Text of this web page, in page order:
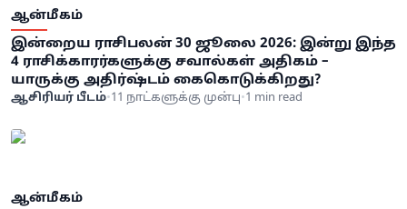
ஆன்மீகம்
இன்றைய ராசிபலன் 30 ஜூலை 2026: இன்று இந்த
4 ராசிக்காரர்களுக்கு சவால்கள் அதிகம் –
யாருக்கு அதிர்ஷ்டம் கைகொடுக்கிறது?
ஆசிரியர் பீடம்•11 நாட்களுக்கு முன்பு•1 min read
ஆன்மீகம்